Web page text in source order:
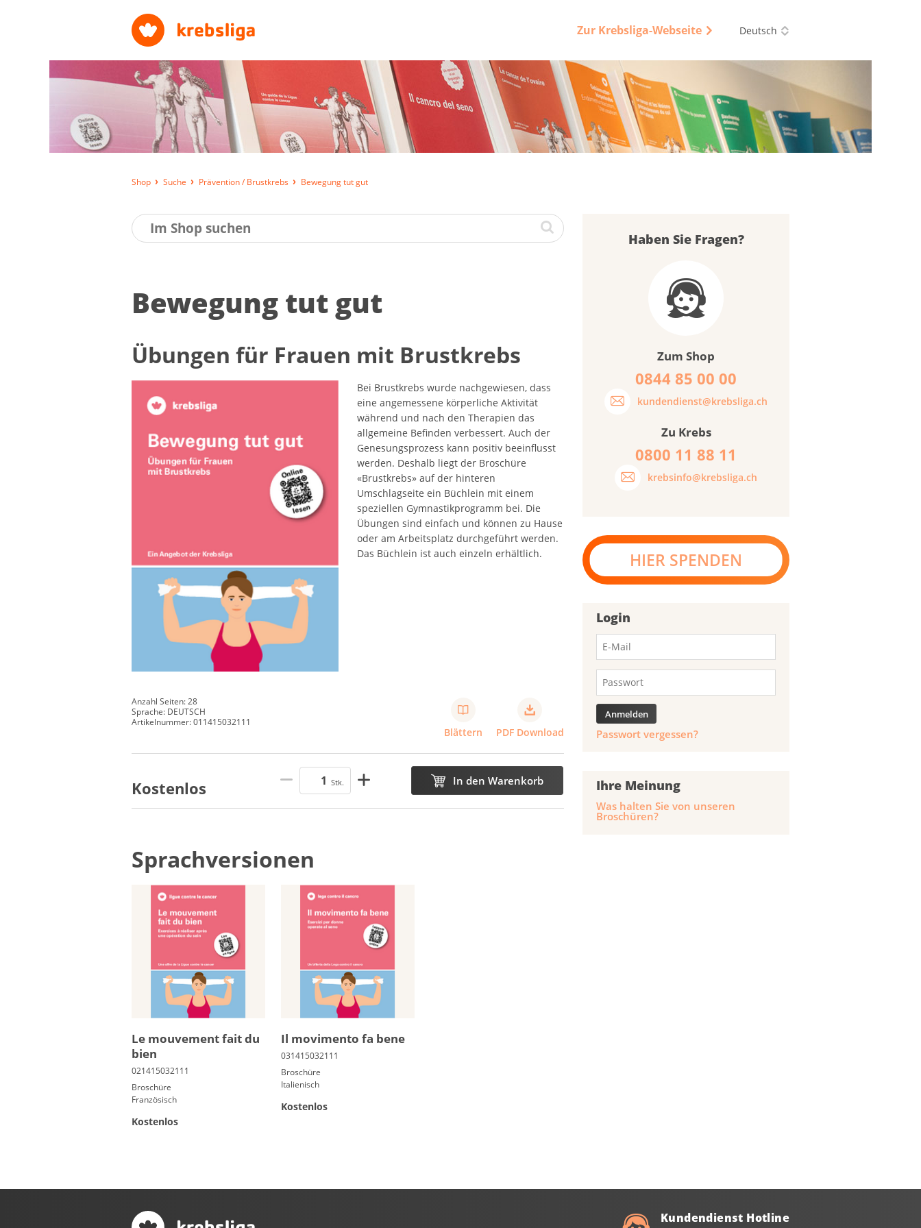
Zur Krebsliga-Webseite Deutsch
Shop Suche Prävention / Brustkrebs Bewegung tut gut
Be­we­gung tut gut
Übun­gen für Frau­en mit Brust­krebs
Bei Brustkrebs wurde nachgewiesen, dass
eine angemessene körperliche Aktivität
während und nach den Therapien das
allgemeine Befinden verbessert. Auch der
Genesungsprozess kann positiv beeinflusst
werden. Deshalb liegt der Broschüre
«Brustkrebs» auf der hinteren
Umschlagseite ein Büchlein mit einem
speziellen Gymnastikprogramm bei. Die
Übungen sind einfach und können zu Hause
oder am Arbeitsplatz durchgeführt werden.
Das Büchlein ist auch einzeln erhältlich.
Anzahl Seiten: 28
Sprache: DEUTSCH
Artikelnummer: 011415032111
Blättern PDF Download
Kostenlos Stk. In den Warenkorb
Sprachversionen
Le mou­ve­ment fait du
bien
Broschüre
Französisch
Kostenlos
Il movimento fa bene
Broschüre
Italienisch
Kostenlos
Haben Sie Fragen?
Zum Shop
0844 85 00 00
kundendienst@krebsliga.ch
Zu Krebs
0800 11 88 11
krebsinfo@krebsliga.ch
HIER SPENDEN
Login
Passwort vergessen?
Ihre Meinung
Was halten Sie von unseren
Broschüren?
Kundendienst Hotline